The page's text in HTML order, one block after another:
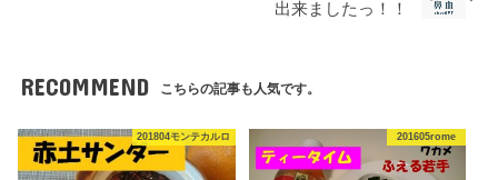
出来ましたっ！！
RECOMMEND こちらの記事も人気です。
201804モンテカルロ 201605rome